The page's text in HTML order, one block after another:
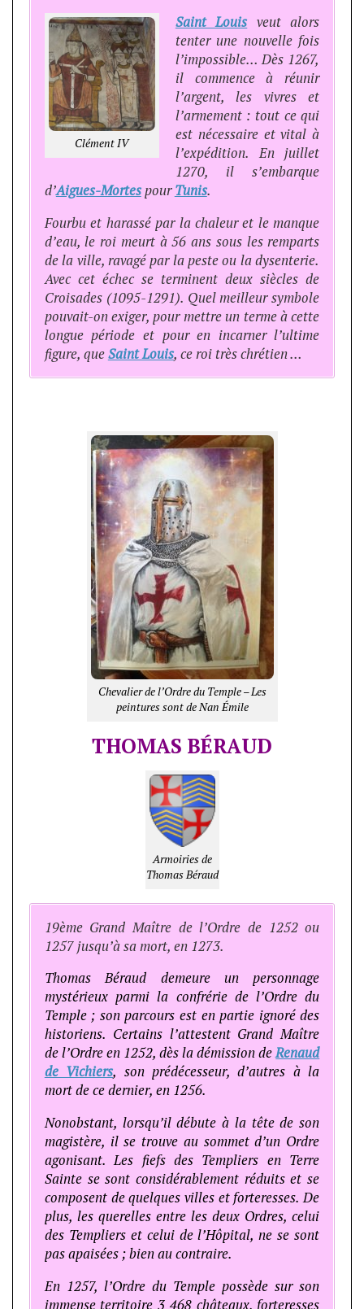
Clément IV
Saint Louis veut alors
tenter une nouvelle fois
l’impossible… Dès 1267,
il commence à réunir
l’argent, les vivres et
l’armement : tout ce qui
est nécessaire et vital à
l’expédition. En juillet
1270, il s’embarque
d’Aigues-MortespourTunis.
Fourbu et harassé par la chaleur et le manque
d’eau, le roi meurt à 56 ans sous les remparts
de la ville, ravagé par la peste ou la dysenterie.
Avec cet échec se terminent deux siècles de
Croisades (1095-1291). Quel meilleur symbole
pouvait-on exiger, pour mettre un terme à cette
longue période et pour en incarner l’ultime
figure, queSaint Louis, ce roi très chrétien …
Chevalier de l’Ordre du Temple – Les
peintures sont de Nan Émile
THOMAS BÉRAUD
Armoiries de
Thomas Béraud
19ème Grand Maître de l’Ordre de 1252 ou
1257 jusqu’à sa mort, en 1273.
Thomas Béraud demeure un personnage
mystérieux parmi la confrérie de l’Ordre du
Temple ; son parcours est en partie ignoré des
historiens. Certains l’attestent Grand Maître
de l’Ordre en 1252, dès la démission deRenaud
de Vichiers, son prédécesseur, d’autres à la
mort de ce dernier, en 1256.
Nonobstant, lorsqu’il débute à la tête de son
magistère, il se trouve au sommet d’un Ordre
agonisant. Les fiefs des Templiers en Terre
Sainte se sont considérablement réduits et se
composent de quelques villes et forteresses. De
plus, les querelles entre les deux Ordres, celui
des Templiers et celui de l’Hôpital, ne se sont
pas apaisées ; bien au contraire.
En 1257, l’Ordre du Temple possède sur son
immense territoire 3 468 châteaux, forteresses